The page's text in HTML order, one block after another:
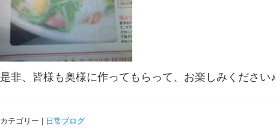
是非、皆様も奥様に作ってもらって、お楽しみください♪
カテゴリー | 日常ブログ